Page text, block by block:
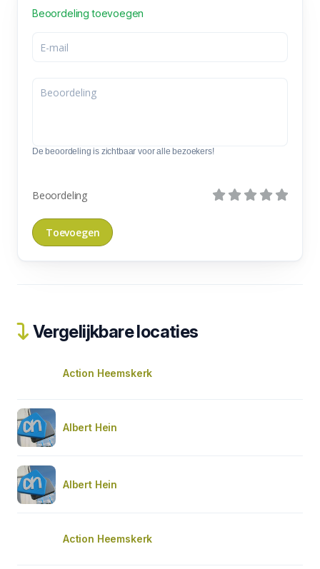
Beoordeling toevoegen
De beoordeling is zichtbaar voor alle bezoekers!
Beoordeling
Vergelijkbare locaties
Action Heemskerk
Albert Hein
Albert Hein
Action Heemskerk